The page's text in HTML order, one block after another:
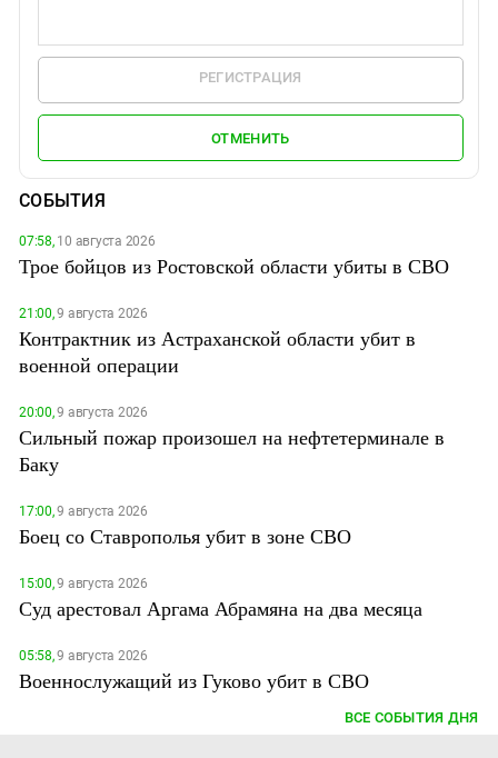
РЕГИСТРАЦИЯ
ОТМЕНИТЬ
СОБЫТИЯ
07:58,10 августа 2026
Трое бойцов из Ростовской области убиты в СВО
21:00,9 августа 2026
Контрактник из Астраханской области убит в
военной операции
20:00,9 августа 2026
Сильный пожар произошел на нефтетерминале в
Баку
17:00,9 августа 2026
Боец со Ставрополья убит в зоне СВО
15:00,9 августа 2026
Суд арестовал Аргама Абрамяна на два месяца
05:58,9 августа 2026
Военнослужащий из Гуково убит в СВО
ВСЕ СОБЫТИЯ ДНЯ